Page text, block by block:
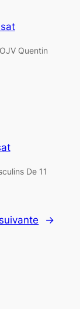
Quentin
De 11
→